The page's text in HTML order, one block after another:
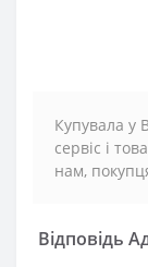
Купувала у
сервіс і
нам,
Відповідь